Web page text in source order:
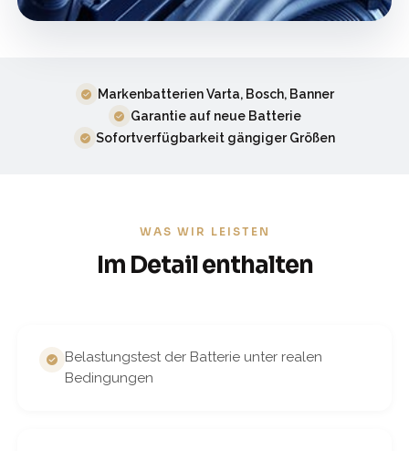
Markenbatterien Varta, Bosch, Banner
Garantie auf neue Batterie
Sofortverfügbarkeit gängiger Größen
WAS WIR LEISTEN
Im Detail enthalten
Belastungstest der Batterie unter realen
Bedingungen